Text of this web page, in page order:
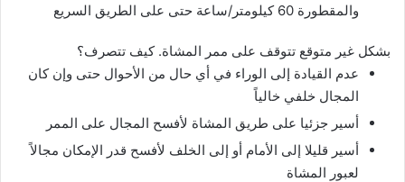
والمقطورة 60 كيلومتر/ساعة حتى على الطريق السريع
بشكل غير متوقع تتوقف على ممر المشاة. كيف تتصرف؟
عدم القيادة إلى الوراء في أي حال من الأحوال حتى وإن كان
المجال خلفي خالياً
أسير جزئيا على طريق المشاة لأفسح المجال على الممر
أسير قليلا إلى الأمام أو إلى الخلف لأفسح قدر الإمكان مجالاً
لعبور المشاة